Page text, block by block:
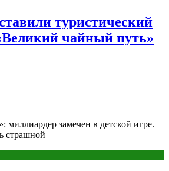
туристический
чайный путь»
миллиардер замечен в детской игре.
страшной